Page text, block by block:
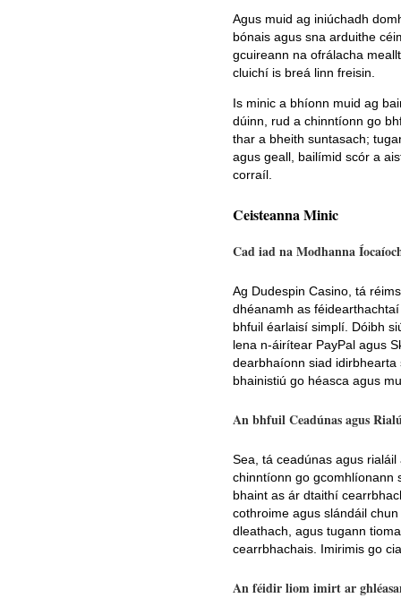
Agus muid ag iniúchadh
bónais agus sna arduithe
gcuireann na ofrálacha
cluichí is breá linn freisin.
Is minic a bhíonn muid ag
dúinn, rud a chinntíonn go
thar a bheith suntasach;
agus geall, bailímid scór a
corraíl.
Ceisteanna Minic
Cad iad na Modhanna
Ag Dudespin Casino, tá
dhéanamh as
bhfuil éarlaisí simplí. Dóibh
lena n-áirítear PayPal agus
dearbhaíonn siad
bhainistiú go héasca agus
An bhfuil Ceadúnas agus
Sea, tá ceadúnas agus
chinntíonn go gcomhlíonann
bhaint as ár dtaithí
cothroime agus slándáil
dleathach, agus tugann
cearrbhachais. Imirimis go
An féidir liom imirt ar